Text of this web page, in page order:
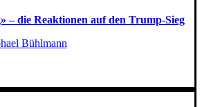
– die Reaktionen auf den Trump-Sieg
Bühlmann